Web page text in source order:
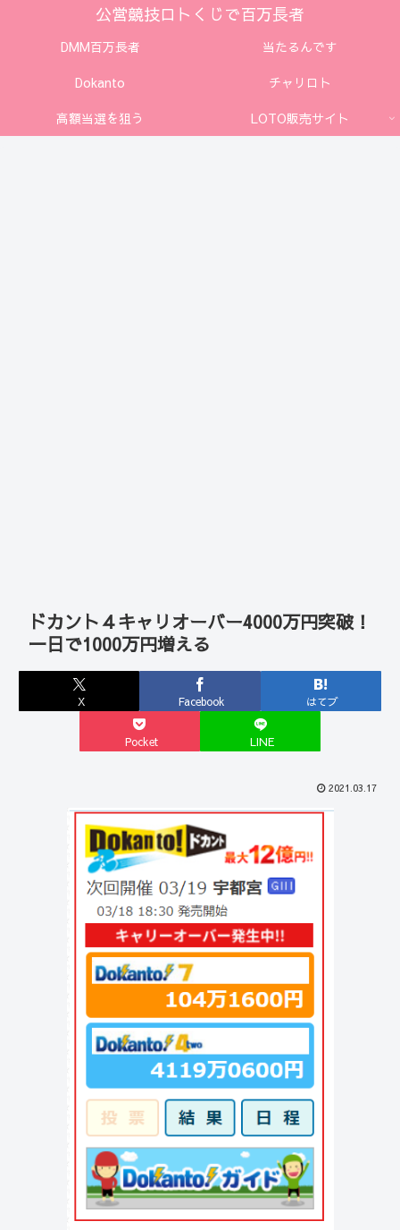
公営競技ロトくじで百万長者
DMM百万長者
当たるんです
Dokanto
チャリロト
高額当選を狙う
LOTO販売サイト
ドカント４キャリオーバー4000万円突破！
一日で1000万円増える
X Facebook はてブ
Pocket LINE
2021.03.17